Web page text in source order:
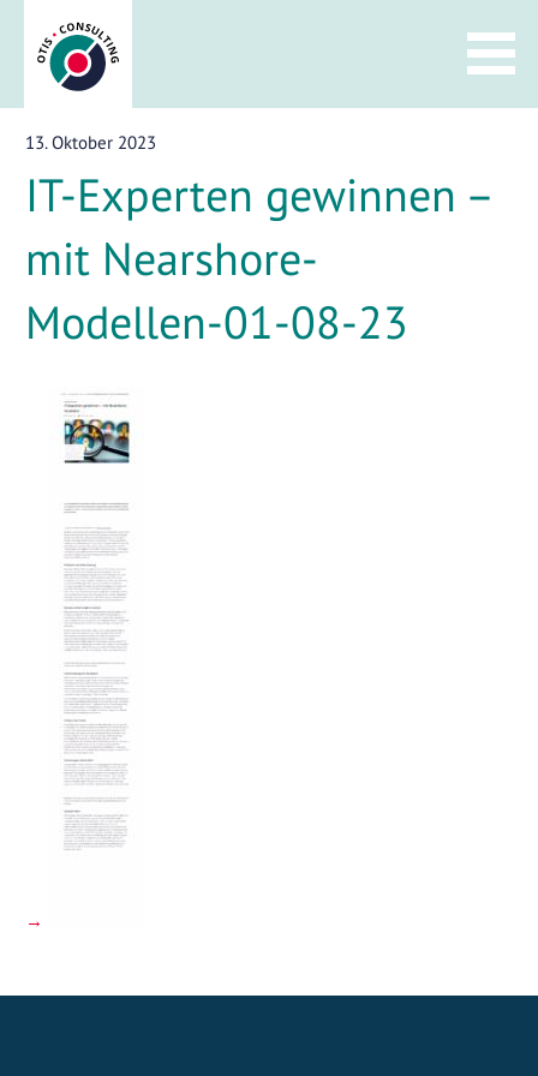
Inhalt
springen
13. Oktober 2023
IT-Experten gewinnen –
mit Nearshore-
Modellen-01-08-23
Beitragsnavigation